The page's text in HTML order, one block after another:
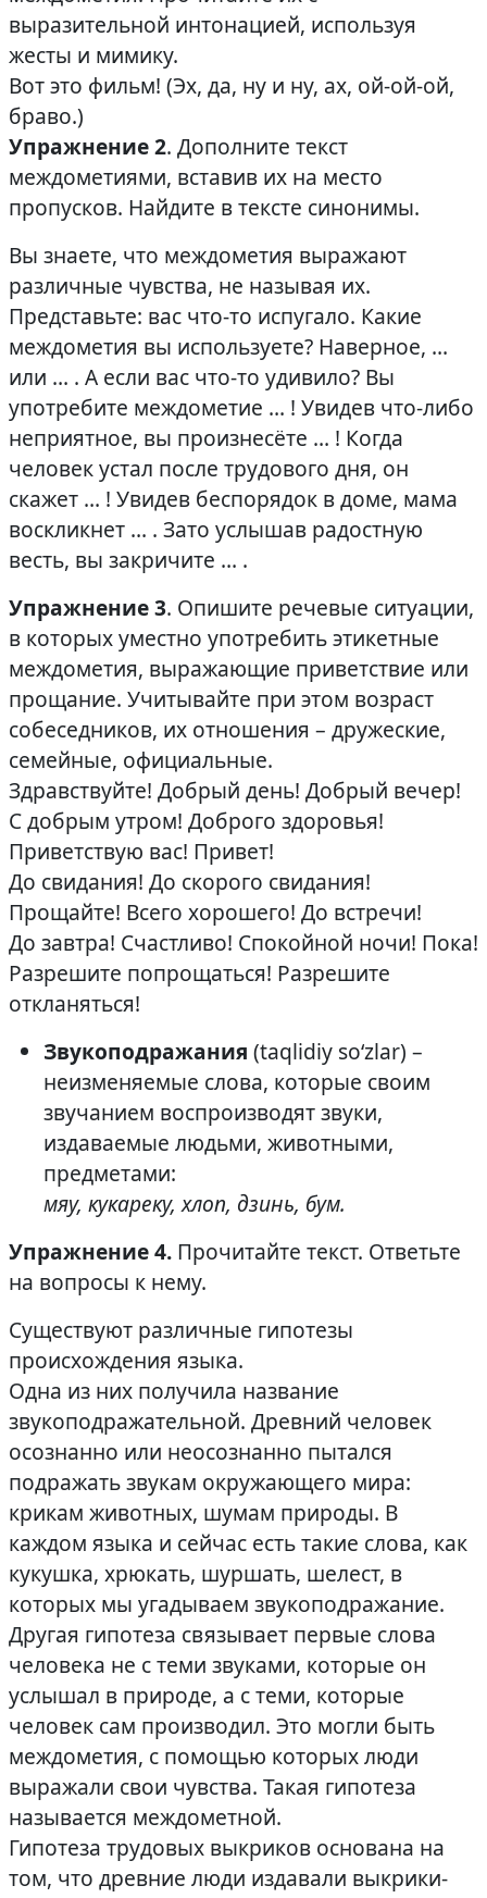
выразительной интонацией, используя
жесты и мимику.
Вот это фильм! (Эх, да, ну и ну, ах, ой-ой-ой,
браво.)
Упражнение 2. Дополните текст
междометиями, вставив их на место
пропусков. Найдите в тексте синонимы.
Вы знаете, что междометия выражают
различные чувства, не называя их.
Представьте: вас что-то испугало. Какие
междометия вы используете? Наверное, …
или … . А если вас что-то удивило? Вы
употребите междометие … ! Увидев что-либо
неприятное, вы произнесёте … ! Когда
человек устал после трудового дня, он
скажет … ! Увидев беспорядок в доме, мама
воскликнет … . Зато услышав радостную
весть, вы закричите … .
Упражнение 3. Опишите речевые ситуации,
в которых уместно употребить этикетные
междометия, выражающие приветствие или
прощание. Учитывайте при этом возраст
собеседников, их отношения – дружеские,
семейные, официальные.
Здравствуйте! Добрый день! Добрый вечер!
С добрым утром! Доброго здоровья!
Приветствую вас! Привет!
До свидания! До скорого свидания!
Прощайте! Всего хорошего! До встречи!
До завтра! Счастливо! Спокойной ночи! Пока!
Разрешите попрощаться! Разрешите
откланяться!
Звукоподражания (taqlidiy so‘zlar) –
неизменяемые слова, которые своим
звучанием воспроизводят звуки,
издаваемые людьми, животными,
предметами:
мяу, кукареку, хлоп, дзинь, бум.
Упражнение 4. Прочитайте текст. Ответьте
на вопросы к нему.
Существуют различные гипотезы
происхождения языка.
Одна из них получила название
звукоподражательной. Древний человек
осознанно или неосознанно пытался
подражать звукам окружающего мира:
крикам животных, шумам природы. В
каждом языка и сейчас есть такие слова, как
кукушка, хрюкать, шуршать, шелест, в
которых мы угадываем звукоподражание.
Другая гипотеза связывает первые слова
человека не с теми звуками, которые он
услышал в природе, а с теми, которые
человек сам производил. Это могли быть
междометия, с помощью которых люди
выражали свои чувства. Такая гипотеза
называется междометной.
Гипотеза трудовых выкриков основана на
том, что древние люди издавали выкрики-